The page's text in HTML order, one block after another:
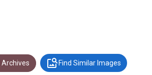
Archives Find Similar Images